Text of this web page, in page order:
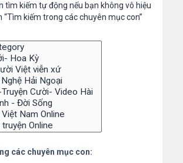
tìm kiếm tự động nếu bạn không vô hiệu
kiếm trong các chuyên mục con”
các chuyên mục con: